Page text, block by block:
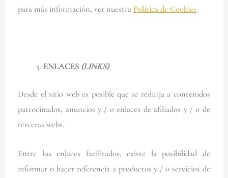
para más información, ver nuestra Política de Cookies.
ENLACES (LINKS)
Desde el sitio web es posible que se redirija a contenidos
patrocinados, anuncios y / o enlaces de afiliados y / o de
terceras webs.
Entre los enlaces facilitados, existe la posibilidad de
informar o hacer referencia a productos y / o servicios de